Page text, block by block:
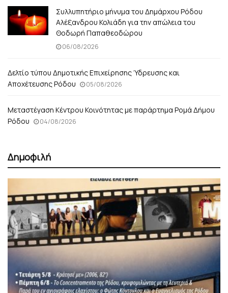
Συλλυπητήριο μήνυμα του Δημάρχου Ρόδου
Αλέξανδρου Κολιάδη για την απώλεια του
Θοδωρή Παπαθεοδώρου
06/08/2026
Δελτίο τύπου Δημοτικής Επιχείρησης Ύδρευσης και
Αποχέτευσης Ρόδου
05/08/2026
Μεταστέγαση Κέντρου Κοινότητας με παράρτημα Ρομά Δήμου
Ρόδου
04/08/2026
Δημοφιλή